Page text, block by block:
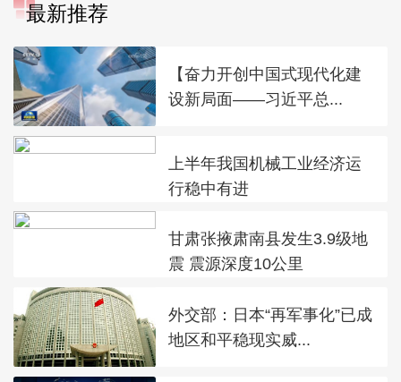
最新推荐
【奋力开创中国式现代化建
设新局面——习近平总...
上半年我国机械工业经济运
行稳中有进
甘肃张掖肃南县发生3.9级地
震 震源深度10公里
外交部：日本“再军事化”已成
地区和平稳现实威...